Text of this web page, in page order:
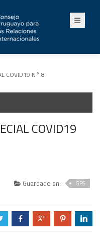
COVID19 N° 8
COVID19
Guardado en: GPS
b c d j